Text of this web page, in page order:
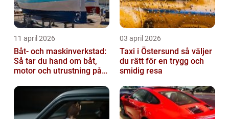
11 april 2026
Båt- och maskinverkstad:
Så tar du hand om båt,
motor och utrustning på
03 april 2026
Taxi i Östersund så väljer
du rätt för en trygg och
smidig resa